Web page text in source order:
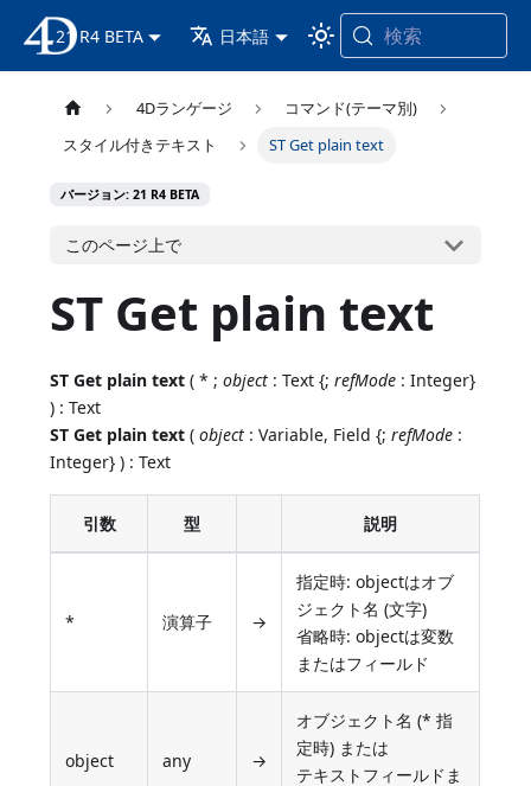
4D ドキュメンテーション
21 R4 BETA 日本語 検索
4Dランゲージ
コマンド(テーマ別)
スタイル付きテキスト
ST Get plain text
バージョン: 21 R4 BETA
このページ上で
ST Get plain text
ST Get plain text ( * ;object : Text {;refMode : Integer}
) : Text
ST Get plain text (object : Variable, Field {;refMode :
Integer} ) : Text
引数 型 説明
* 演算子 →
指定時: objectはオブ
ジェクト名 (文字)
省略時: objectは変数
またはフィールド
object any →
オブジェクト名 (* 指
定時) または
テキストフィールドま